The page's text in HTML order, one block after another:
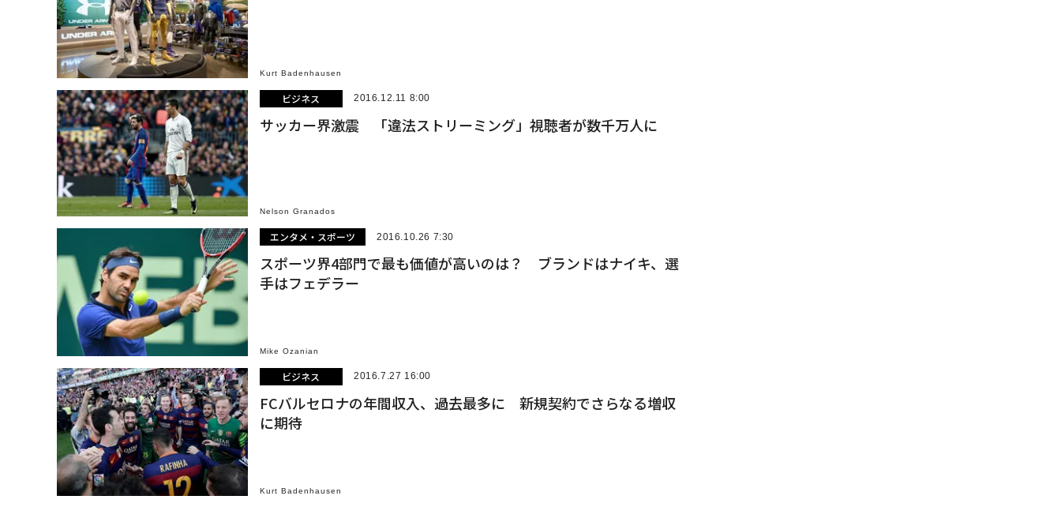
Kurt Badenhausen
ビジネス 2016.12.11 8:00
サッカー界激震 「違法ストリーミング」視聴者が数千万人に
Nelson Granados
エンタメ・スポーツ 2016.10.26 7:30
スポーツ界4部門で最も価値が高いのは？ ブランドはナイキ、選
手はフェデラー
Mike Ozanian
ビジネス 2016.7.27 16:00
FCバルセロナの年間収入、過去最多に 新規契約でさらなる増収
に期待
Kurt Badenhausen